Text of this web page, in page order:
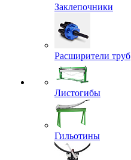
Заклепочники
Расширители труб
Листогибы
Гильотины